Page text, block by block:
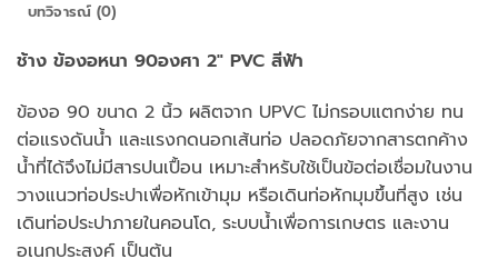
บทวิจารณ์ (0)
ช้าง ข้องอหนา 90องศา 2″ PVC สีฟ้า
ข้องอ 90 ขนาด 2 นิ้ว ผลิตจาก UPVC ไม่กรอบแตกง่าย ทน
ต่อแรงดันน้ำ และแรงกดนอกเส้นท่อ ปลอดภัยจากสารตกค้าง
น้ำที่ได้จึงไม่มีสารปนเปื้อน เหมาะสำหรับใช้เป็นข้อต่อเชื่อมในงาน
วางแนวท่อประปาเพื่อหักเข้ามุม หรือเดินท่อหักมุมขึ้นที่สูง เช่น
เดินท่อประปาภายในคอนโด, ระบบน้ำเพื่อการเกษตร และงาน
อเนกประสงค์ เป็นต้น